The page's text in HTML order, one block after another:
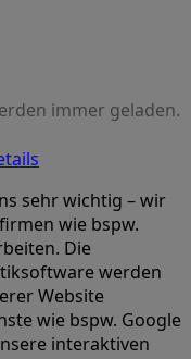
immer geladen.
sehr wichtig – wir
wie bspw.
Die
werden
Website
wie bspw. Google
interaktiven